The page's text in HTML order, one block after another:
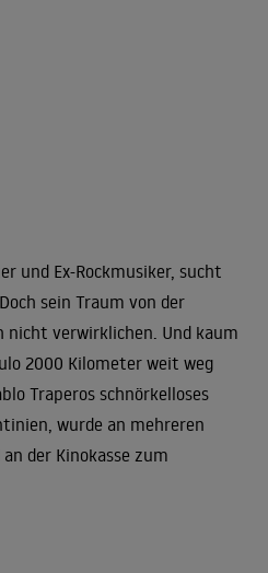
und Ex-Rockmusiker, sucht
sein Traum von der
nicht verwirklichen. Und kaum
2000 Kilometer weit weg
Traperos schnörkelloses
wurde an mehreren
der Kinokasse zum